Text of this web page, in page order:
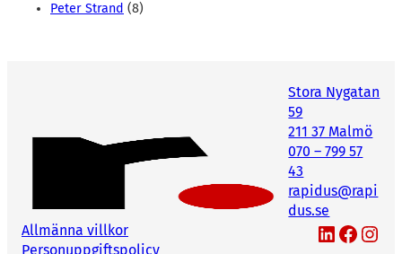
Peter Strand (8)
Stora Nygatan
59
211 37 Malmö
070 – 799 57
43
rapidus@rapi
dus.se
Allmänna villkor
Personuppgiftspolicy
LinkedIn Facebook Instagram